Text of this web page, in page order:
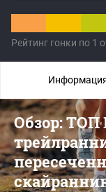
Рейтинг гонки по 1
Обзор: ТОП